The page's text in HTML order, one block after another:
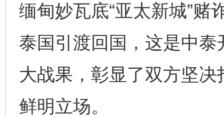
缅甸妙瓦底“亚太新城”赌
泰国引渡回国，这是中
大战果，彰显了双方坚
鲜明立场。